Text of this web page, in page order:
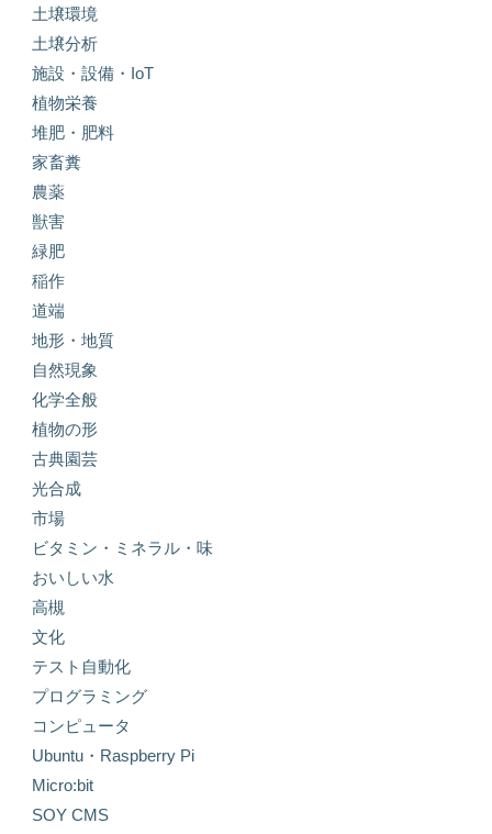
土壌環境
土壌分析
施設・設備・IoT
植物栄養
堆肥・肥料
家畜糞
農薬
獣害
緑肥
稲作
道端
地形・地質
自然現象
化学全般
植物の形
古典園芸
光合成
市場
ビタミン・ミネラル・味
おいしい水
高槻
文化
テスト自動化
プログラミング
コンピュータ
Ubuntu・Raspberry Pi
Micro:bit
SOY CMS